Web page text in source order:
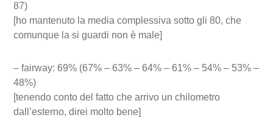
87)
[ho mantenuto la media complessiva sotto gli 80, che
comunque la si guardi non è male]
– fairway: 69% (67% – 63% – 64% – 61% – 54% – 53% –
48%)
[tenendo conto del fatto che arrivo un chilometro
dall’esterno, direi molto bene]